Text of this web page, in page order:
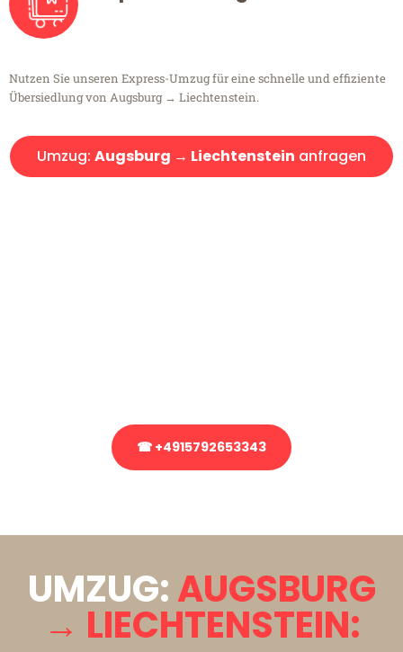
Nutzen Sie unseren Express-Umzug für eine schnelle und effiziente
Übersiedlung von Augsburg → Liechtenstein.
Umzug: Augsburg → Liechtenstein anfragen
☎ +4915792653343
UMZUG:AUGSBURG
→ LIECHTENSTEIN: